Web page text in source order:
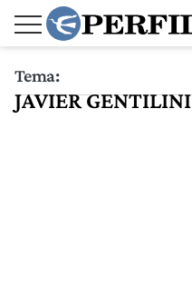
Tema:
JAVIER GENTILINI